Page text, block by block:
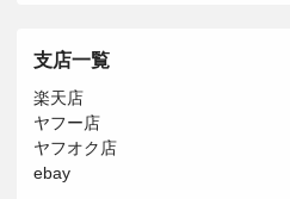
支店一覧
楽天店
ヤフー店
ヤフオク店
ebay